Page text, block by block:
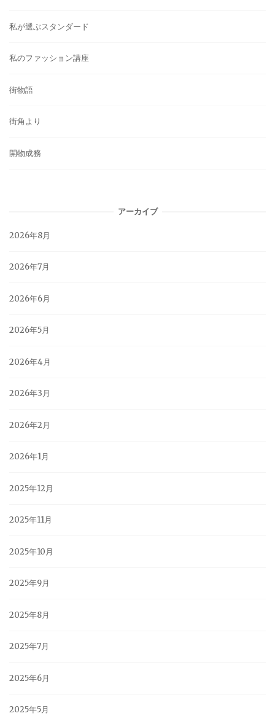
私が選ぶスタンダード
私のファッション講座
街物語
街角より
開物成務
アーカイブ
2026年8月
2026年7月
2026年6月
2026年5月
2026年4月
2026年3月
2026年2月
2026年1月
2025年12月
2025年11月
2025年10月
2025年9月
2025年8月
2025年7月
2025年6月
2025年5月